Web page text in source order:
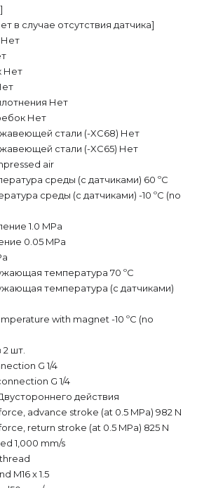
в случае отсутствия датчика]
Нет
Нет
Нет
Нет
стали (-XC68) Нет
стали (-XC65) Нет
air
среды (с датчиками) 60 ºC
среды (с датчиками) -10 ºC (no
1.0 MPa
0.05 MPa
температура 70 ºC
температура (с датчиками)
with magnet -10 ºC (no
шт.
G 1/4
G 1/4
действия
advance stroke (at 0.5 MPa) 982 N
return stroke (at 0.5 MPa) 825 N
1,000 mm/s
M16 x 1.5